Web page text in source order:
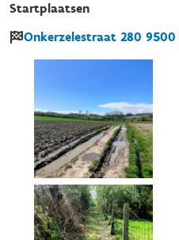
Startplaatsen
Onkerzelestraat 280 9500